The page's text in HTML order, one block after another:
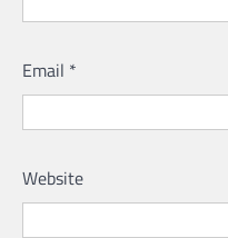
Email *
Website